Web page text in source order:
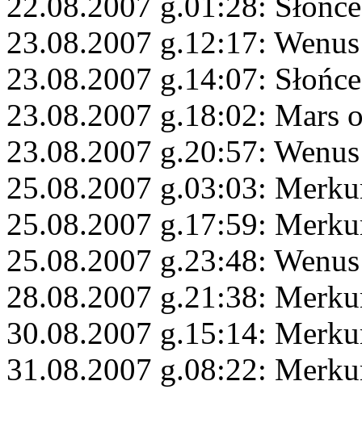
23.08.2007 g.12:17:
23.08.2007 g.14:07:
23.08.2007 g.18:02: Mars
23.08.2007 g.20:57:
25.08.2007 g.03:03:
25.08.2007 g.17:59:
25.08.2007 g.23:48:
28.08.2007 g.21:38:
30.08.2007 g.15:14:
31.08.2007 g.08:22: